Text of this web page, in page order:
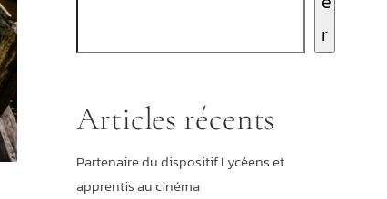
r
Articles récents
Partenaire du dispositif Lycéens et
apprentis au cinéma